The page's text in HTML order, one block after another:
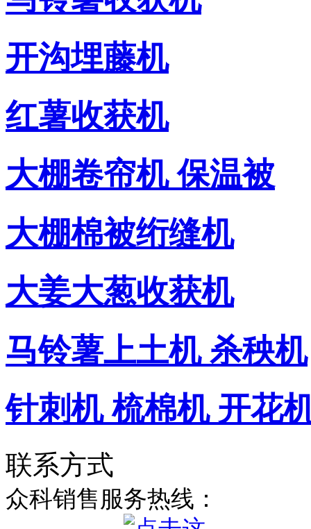
开沟埋藤机
红薯收获机
大棚卷帘机 保温被
大棚棉被绗缝机
大姜大葱收获机
马铃薯上土机 杀秧机
针刺机 梳棉机 开花
联系方式
众科销售服务热线：